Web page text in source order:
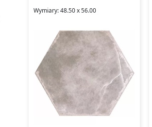
Wymiary: 48.50 x 56.00